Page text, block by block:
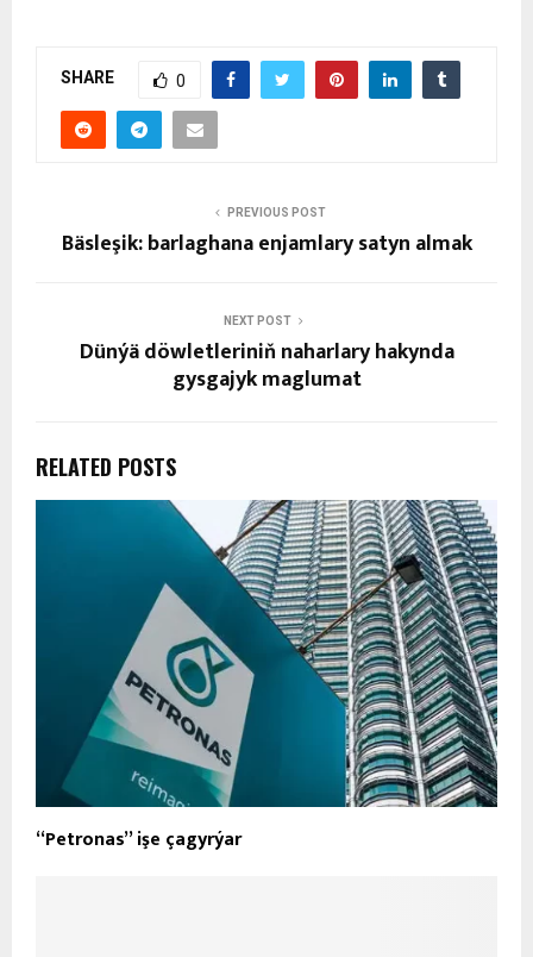
SHARE 0
PREVIOUS POST
Bäsleşik: barlaghana enjamlary satyn almak
NEXT POST
Dünýä döwletleriniň naharlary hakynda
gysgajyk maglumat
RELATED POSTS
“Petronas” işe çagyrýar